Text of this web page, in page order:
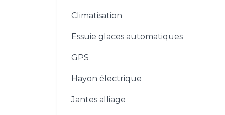
Climatisation
Essuie glaces automatiques
GPS
Hayon électrique
Jantes alliage